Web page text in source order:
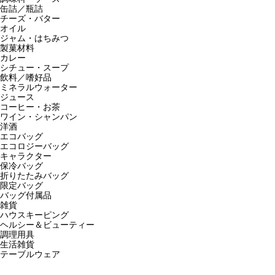
缶詰／瓶詰
チーズ・バター
オイル
ジャム・はちみつ
製菓材料
カレー
シチュー・スープ
飲料／嗜好品
ミネラルウォーター
ジュース
コーヒー・お茶
ワイン・シャンパン
洋酒
エコバッグ
エコロジーバッグ
キャラクター
保冷バッグ
折りたたみバッグ
限定バッグ
バッグ付属品
雑貨
ハウスキーピング
ヘルシー＆ビューティー
調理用具
生活雑貨
テーブルウェア